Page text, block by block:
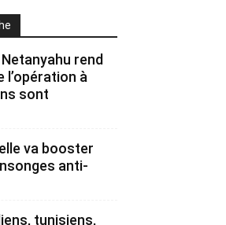
rend
l’opération à
sont
va booster
anti-
tunisiens,